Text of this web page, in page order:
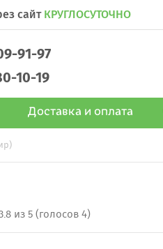
сайт КРУГЛОСУТОЧНО
91-97
10-19
Доставка и оплата
из 5 (голосов 4)